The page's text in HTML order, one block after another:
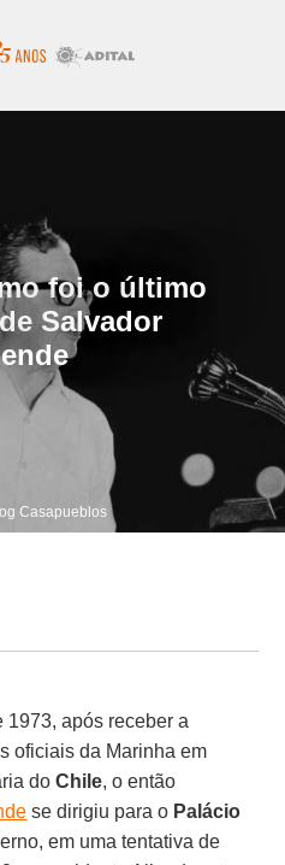
foi o último
Salvador
Casapueblos
1973, após receber a
oficiais da Marinha em
doChile, o então
se dirigiu para o Palácio
em uma tentativa de